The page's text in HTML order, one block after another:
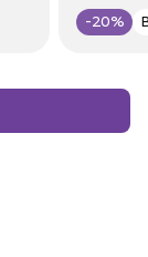
-20%